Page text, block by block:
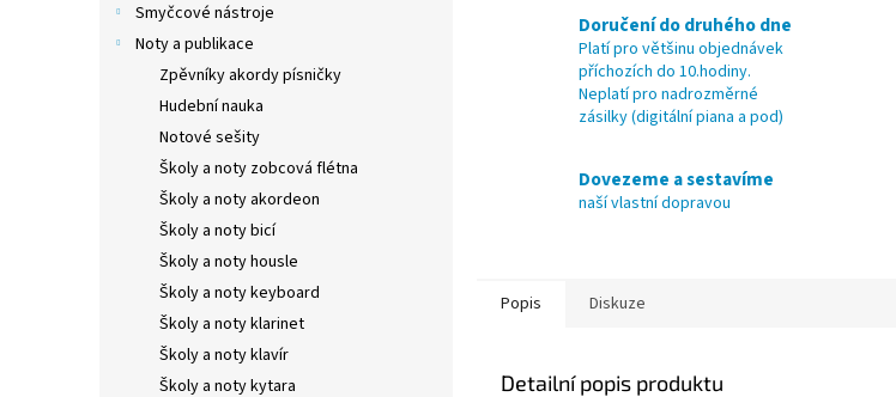
Smyčcové nástroje
Noty a publikace
Zpěvníky akordy písničky
Hudební nauka
Notové sešity
Školy a noty zobcová flétna
Školy a noty akordeon
Školy a noty bicí
Školy a noty housle
Školy a noty keyboard
Školy a noty klarinet
Školy a noty klavír
Školy a noty kytara
Doručení do druhého dne
Platí pro většinu objednávek
příchozích do 10.hodiny.
Neplatí pro nadrozměrné
zásilky (digitální piana a pod)
Dovezeme a sestavíme
naší vlastní dopravou
Popis Diskuze
Detailní popis produktu